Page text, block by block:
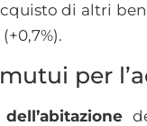
di altri
(+0,7%).
per